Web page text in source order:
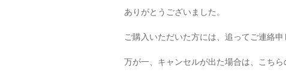
ありがとうございました。
ご購入いただいた方には、追ってご連絡申
万が一、キャンセルが出た場合は、こちら